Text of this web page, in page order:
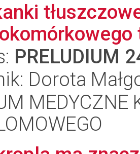
PRELUDIUM
Dorota
MEDYCZNE